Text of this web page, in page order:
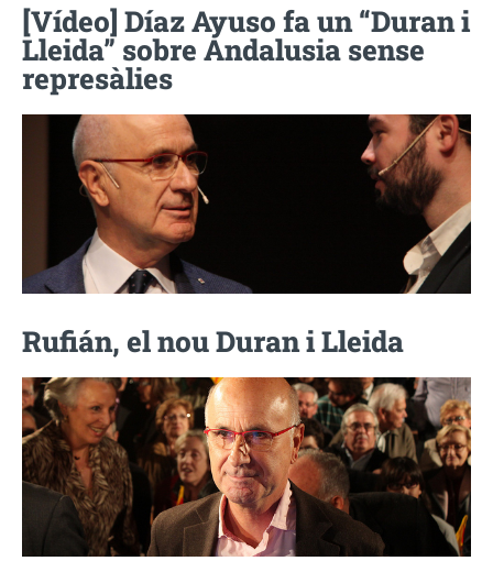
[Vídeo] Díaz Ayuso fa un “Duran i
Lleida” sobre Andalusia sense
represàlies
Rufián, el nou Duran i Lleida